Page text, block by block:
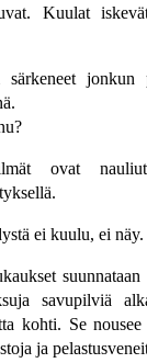
Kuulat
jonkun
ovat
ei kuulu, ei näy.
savupilviä
kohti. Se
ja